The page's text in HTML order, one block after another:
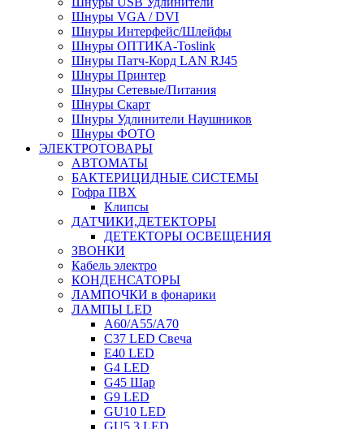
Шнуры VGA / DVI
Шнуры Интерфейс/Шлейфы
Шнуры ОПТИКА-Toslink
Шнуры Патч-Корд LAN RJ45
Шнуры Принтер
Шнуры Сетевые/Питания
Шнуры Скарт
Шнуры Удлинители Наушников
Шнуры ФОТО
ЭЛЕКТРОТОВАРЫ
АВТОМАТЫ
БАКТЕРИЦИДНЫЕ СИСТЕМЫ
Гофра ПВХ
Клипсы
ДАТЧИКИ,ДЕТЕКТОРЫ
ДЕТЕКТОРЫ ОСВЕЩЕНИЯ
ЗВОНКИ
Кабель электро
КОНДЕНСАТОРЫ
ЛАМПОЧКИ в фонарики
ЛАМПЫ LED
A60/A55/A70
C37 LED Свеча
E40 LED
G4 LED
G45 Шар
G9 LED
GU10 LED
GU5.3 LED